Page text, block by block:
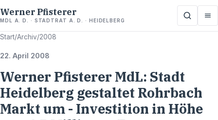
Werner Pfisterer
MDL A. D. · STADTRAT A. D. · HEIDELBERG
Start/Archiv/2008
22. April 2008
Werner Pfisterer MdL: Stadt
Heidelberg gestaltet Rohrbach
Markt um - Investition in Höhe